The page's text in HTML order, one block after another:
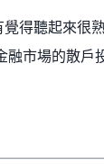
得聽起來很
市場的散戶